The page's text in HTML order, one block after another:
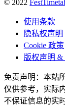
© 2022
使用条款
隐私权声明
Cookie 政策
版权声明 &
免责声明：本站
仅供参考，实际
不保证信息的实